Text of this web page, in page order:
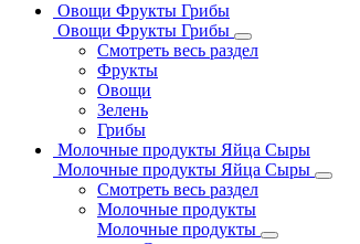
Овощи Фрукты Грибы
Овощи Фрукты Грибы
Смотреть весь раздел
Фрукты
Овощи
Зелень
Грибы
Молочные продукты Яйца Сыры
Молочные продукты Яйца Сыры
Смотреть весь раздел
Молочные продукты
Молочные продукты